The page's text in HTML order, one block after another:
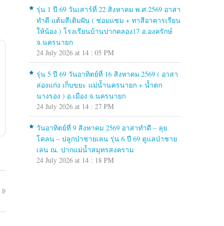
รุ่น 1 ปี 69 วันเสาร์ที่ 22 สิงหาคม พ.ศ.2569 อาสา
ทำดี แต้มสีเติมฝัน ( ซ่อมแซม + ทาสีอาคารเรียน
ให้น้อง ) โรงเรียนบ้านปากคลอง17 อ.องครักษ์
จ.นครนายก
24 July 2026 at 14 : 05 PM
รุ่น 5 ปี 69 วันอาทิตย์ที่ 16 สิงหาคม 2569 ( อาสา
ล่องแก่ง เก็บขยะ แม่น้ำนครนายก + น้ำตก
นางรอง ) อ.เมือง จ.นครนายก
24 July 2026 at 14 : 27 PM
วันอาทิตย์ที่ 9 สิงหาคม 2569 อาสาทำดี – ลุย
โคลน – ปลูกป่าชายเลน รุ่น 6 ปี 69 ดูแลป่าชาย
เลน ณ. ปากแม่น้ำสมุทรสงคราม
24 July 2026 at 14 : 18 PM